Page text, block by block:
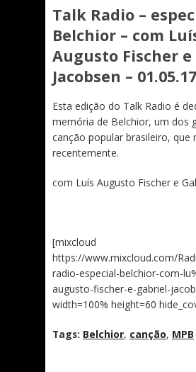
Talk Radio –
Belchior – com
Augusto Fischer
Jacobsen – 01.05.17
Esta edição do Talk Radio é
memória de Belchior, um dos
canção popular brasileiro, que
recentemente.
com Luís Augusto Fischer e
[mixcloud
https://www.mixcloud.com/
radio-especial-belchior-com-
augusto-fischer-e-gabriel-
width=100% height=60
Tags: Belchior, canção, MPB